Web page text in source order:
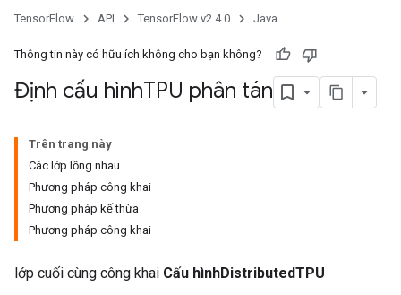
TensorFlow API TensorFlow v2.4.0 Java
Thông tin này có hữu ích không cho bạn không?
Định cấu hìnhTPU phân tán
Trên trang này
Các lớp lồng nhau
Phương pháp công khai
Phương pháp kế thừa
Phương pháp công khai
lớp cuối cùng công khai Cấu hìnhDistributedTPU